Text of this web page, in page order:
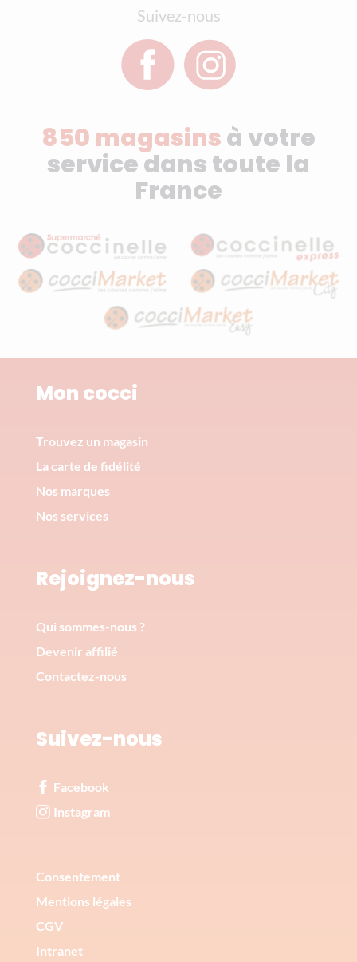
Suivez-nous
850 magasinsà votre
service dans toute la
France
Mon cocci
Trouvez un magasin
La carte de fidélité
Nos marques
Nos services
Rejoignez-nous
Qui sommes-nous ?
Devenir affilié
Contactez-nous
Suivez-nous
Facebook
Instagram
Corporate
Consentement
Mentions légales
CGV
Intranet